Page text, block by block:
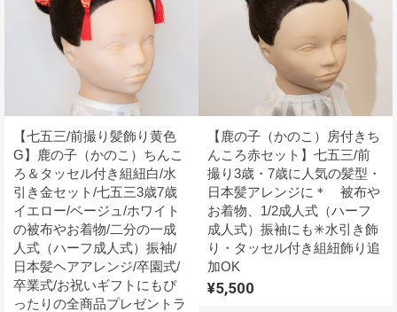
【七五三/前撮り髪飾り黄色
G】鹿の子（かのこ）ちんこ
ろ＆タッセル付き組紐白/水
引き金セット/七五三3歳7歳
イエロー/ベージュ/ホワイト
の被布やお着物/二分の一成
人式（ハーフ成人式）振袖/
日本髪ヘアアレンジ/卒園式/
卒業式/お祝いギフトにもぴ
ったりの全商品プレゼントラ
【鹿の子（かのこ）房付きち
んころ赤セット】七五三/前
撮り3歳・7歳に人気の髪型・
日本髪アレンジに＊ 被布や
お着物、1/2成人式（ハーフ
成人式）振袖にも✳︎水引き飾
り・タッセル付き組紐飾り追
加OK
¥5,500